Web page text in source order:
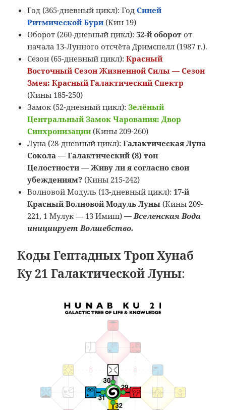
Год (365-дневный цикл): Год Синей
Ритмической Бури (Кин 19)
Оборот (260-дневный цикл):52-й оборот от
начала 13-Лунного отсчёта Дримспелл (1987 г.).
Сезон (65-дневный цикл):Красный
Восточный Сезон Жизненной Силы — Сезон
Змея: Красный Галактический Спектр
(Кины 185-250)
Замок (52-дневный цикл):Зелёный
Центральный Замок Чарования: Двор
Синхронизации (Кины 209-260)
Луна (28-дневный цикл):Галактическая Луна
Сокола — Галактический (8) тон
Целостности — Живу ли я согласно свои
убеждениям? (Кины 215-242)
Волновой Модуль (13-дневный цикл):17-й
Красный Волновой Модуль Луны(Кины 209-
221, 1 Мулук — 13 Имиш)—Вселенская Вода
инициирует Волшебство.
Коды Гептадных Троп Хунаб
Ку 21 Галактической Луны: